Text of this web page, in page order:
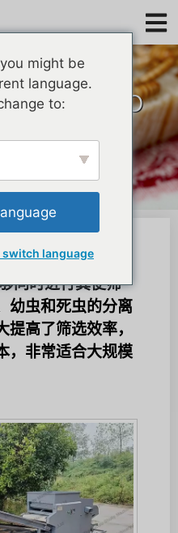
Tenebrio
选单元
高效的Tenebrio
同时进行粪便筛
幼虫和死虫的分离
高了筛选效率，
，非常适合大规模
might be
language.
to:
switch language